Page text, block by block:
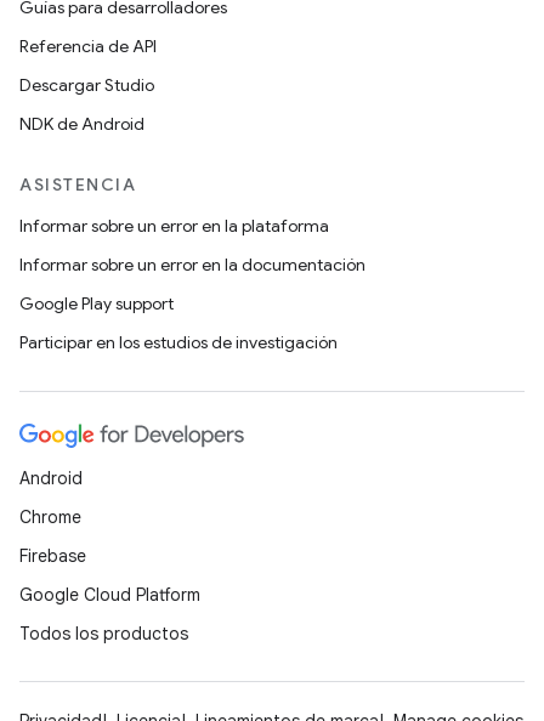
Guías para desarrolladores
Referencia de API
Descargar Studio
NDK de Android
ASISTENCIA
Informar sobre un error en la plataforma
Informar sobre un error en la documentación
Google Play support
Participar en los estudios de investigación
Android
Chrome
Firebase
Google Cloud Platform
Todos los productos